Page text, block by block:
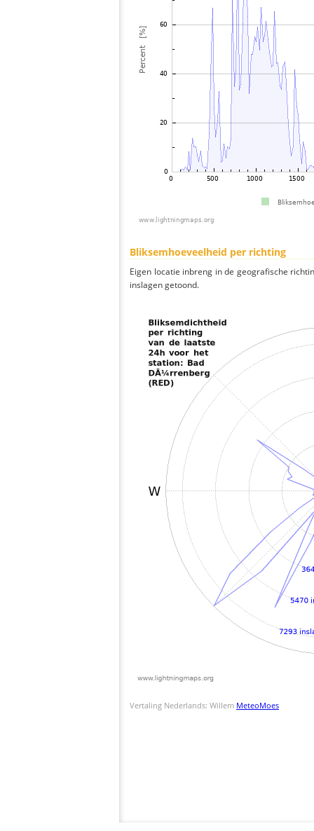
Bliksemhoeveelheid per richting
Eigen locatie inbreng in de geografische
inslagen getoond.
Vertaling Nederlands: Willem MeteoMoes